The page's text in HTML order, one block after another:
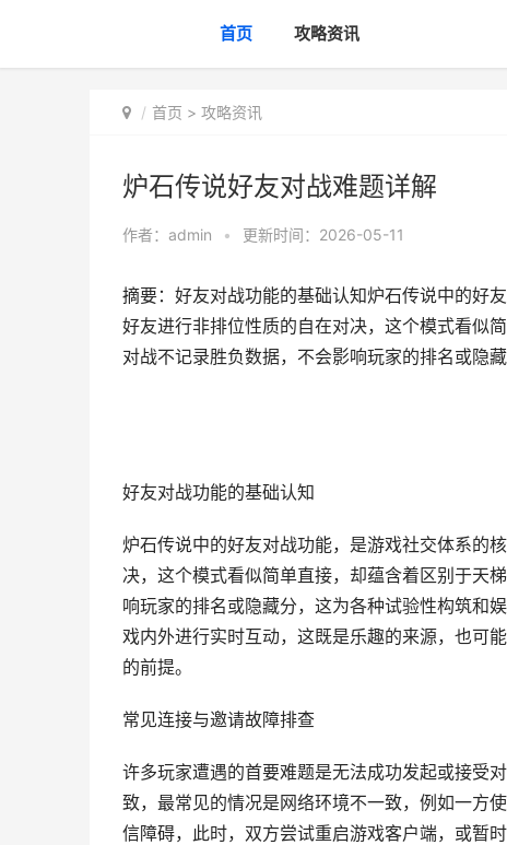
首页 攻略资讯
首页 > 攻略资讯
炉石传说好友对战难题详解
作者： admin • 更新时间：2026-05-11
摘要：好友对战功能的基础认知炉石传说中的好
好友进行非排位性质的自在对决，这个模式看似
对战不记录胜负数据，不会影响玩家的排名或隐
好友对战功能的基础认知
炉石传说中的好友对战功能，是游戏社交体系的
决，这个模式看似简单直接，却蕴含着区别于天
响玩家的排名或隐藏分，这为各种试验性构筑和
戏内外进行实时互动，这既是乐趣的来源，也可
的前提。
常见连接与邀请故障排查
许多玩家遭遇的首要难题是无法成功发起或接受
致，最常见的情况是网络环境不一致，例如一方
信障碍，此时，双方尝试重启游戏客户端，或暂